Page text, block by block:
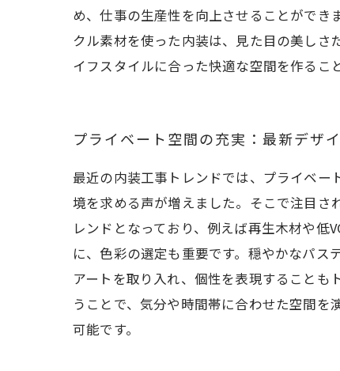
め、仕事の生産性を向上させることができ
クル素材を使った内装は、見た目の美し
イフスタイルに合った快適な空間を作るこ
プライベート空間の充実：最新デザ
最近の内装工事トレンドでは、プライベ
境を求める声が増えました。そこで注目さ
レンドとなっており、例えば再生木材や低
に、色彩の選定も重要です。穏やかなパス
アートを取り入れ、個性を表現すること
うことで、気分や時間帯に合わせた空間
可能です。